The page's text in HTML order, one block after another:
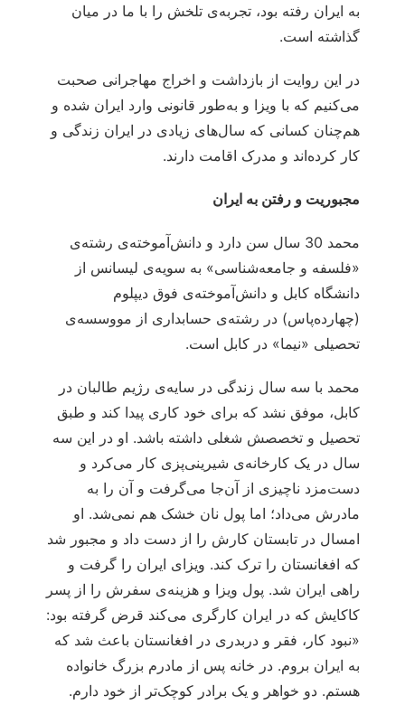
به ایران رفته بود، تجربه‌ی تلخش را با ما در میان
گذاشته است.
در این روایت از بازداشت و اخراج مهاجرانی صحبت
می‌کنیم که با ویزا و به‌طور قانونی وارد ایران شده و
هم‌چنان کسانی که سال‌های زیادی در ایران زندگی و
کار کرده‌اند و مدرک اقامت دارند.
مجبوریت و رفتن به ایران
محمد 30 سال سن دارد و دانش‌آموخته‌ی رشته‌ی
«فلسفه و جامعه‌شناسی» به سویه‌ی لیسانس از
دانشگاه کابل و دانش‌آموخته‌ی فوق دیپلوم
(چهارده‌پاس) در رشته‌ی حسابداری از مووسسه‌ی
تحصیلی «نیما» در کابل است.
محمد با سه سال زندگی در سایه‌ی رژیم طالبان در
کابل، موفق نشد که برای خود کاری پیدا کند و طبق
تحصیل و تخصصش شغلی داشته باشد. او در این سه
سال در یک کارخانه‌ی شیرینی‌پزی کار می‌کرد و
دست‌مزد ناچیزی از آن‌جا می‌گرفت و آن را به
مادرش می‌داد؛ اما پول نان خشک هم نمی‌شد. او
امسال در تابستان کارش را از دست داد و مجبور شد
که افغانستان را ترک کند. ویزای ایران را گرفت و
راهی ایران شد. پول ویزا و هزینه‌ی سفرش را از پسر
کاکایش که در ایران کارگری می‌کند قرض گرفته بود:
«نبود کار، فقر و دربدری در افغانستان باعث شد که
به ایران بروم. در خانه پس از مادرم بزرگ‌ خانواده
هستم. دو خواهر و یک برادر کوچک‌تر از خود دارم.